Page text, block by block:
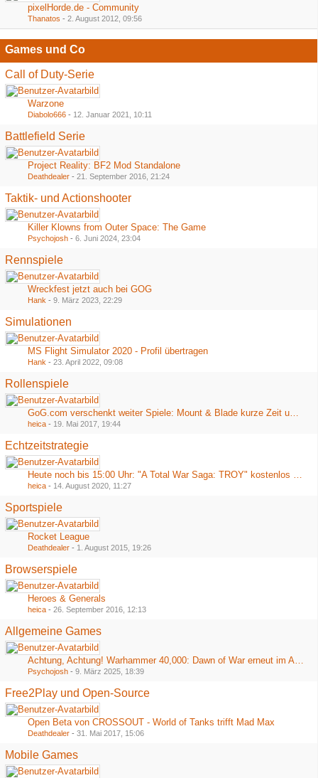
pixelHorde.de - Community
Thanatos - 2. August 2012, 09:56
Games und Co
Call of Duty-Serie
Warzone
Diabolo666 - 12. Januar 2021, 10:11
Battlefield Serie
Project Reality: BF2 Mod Standalone
Deathdealer - 21. September 2016, 21:24
Taktik- und Actionshooter
Killer Klowns from Outer Space: The Game
Psychojosh - 6. Juni 2024, 23:04
Rennspiele
Wreckfest jetzt auch bei GOG
Hank - 9. März 2023, 22:29
Simulationen
MS Flight Simulator 2020 - Profil übertragen
Hank - 23. April 2022, 09:08
Rollenspiele
GoG.com verschenkt weiter Spiele: Mount & Blade kurze Zeit umsonst
heica - 19. Mai 2017, 19:44
Echtzeitstrategie
Heute noch bis 15:00 Uhr: "A Total War Saga: TROY" kostenlos bei Epic
heica - 14. August 2020, 11:27
Sportspiele
Rocket League
Deathdealer - 1. August 2015, 19:26
Browserspiele
Heroes & Generals
heica - 26. September 2016, 12:13
Allgemeine Games
Achtung, Achtung! Warhammer 40,000: Dawn of War erneut im Angebot bei Steam
Psychojosh - 9. März 2025, 18:39
Free2Play und Open-Source
Open Beta von CROSSOUT - World of Tanks trifft Mad Max
Deathdealer - 31. Mai 2017, 15:06
Mobile Games